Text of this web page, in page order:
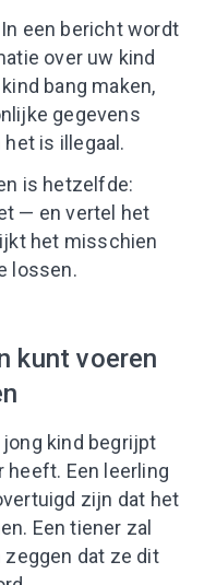
een bericht wordt
over uw kind
bang maken,
gegevens
is illegaal.
is hetzelfde:
— en vertel het
het misschien
lossen.
kunt voeren
jong kind begrijpt
heeft. Een leerling
zijn dat het
Een tiener zal
zeggen dat ze dit